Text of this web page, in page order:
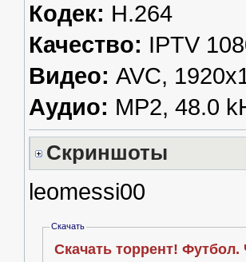
Кодек: H.264
Качество: IPTV
Видео: AVC,
Аудио: МР2, 48.0
Скриншоты
leomessi00
Скачать
Скачать торрент!